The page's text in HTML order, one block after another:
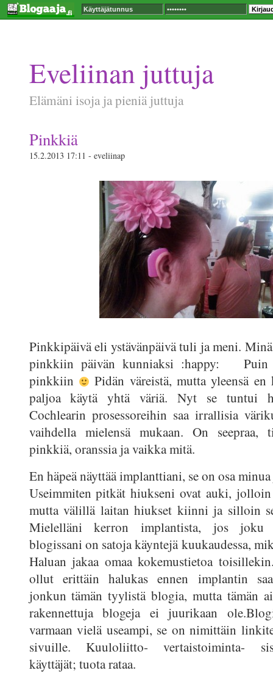
Eveliinan juttuja
Elämäni isoja ja pieniä juttuja
Pinkkiä
15.2.2013 17:11 - eveliinap
Pinkkipäivä eli ystävänpäivä tuli ja meni.
pinkkiin päivän kunniaksi :happy: Puin
pinkkiin
Pidän väreistä, mutta yleensä
paljoa käytä yhtä väriä. Nyt se tuntui
Cochlearin prosessoreihin saa irrallisia
vaihdella mielensä mukaan. On seepraa,
pinkkiä, oranssia ja vaikka mitä.
En häpeä näyttää implanttiani, se on osa minua
Useimmiten pitkät hiukseni ovat auki,
mutta välillä laitan hiukset kiinni ja silloin
Mielelläni kerron implantista, jos joku
blogissani on satoja käyntejä kuukaudessa,
Haluan jakaa omaa kokemustietoa
ollut erittäin halukas ennen implantin
jonkun tämän tyylistä blogia, mutta tämän
rakennettuja blogeja ei juurikaan
varmaan vielä useampi, se on nimittäin
sivuille. Kuuloliitto- vertaistoiminta-
käyttäjät; tuota rataa.